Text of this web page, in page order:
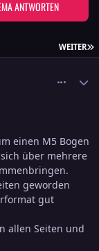
ANTWORTEN
WEITER
einen M5 Bogen
über mehrere
geworden
gut
allen Seiten und